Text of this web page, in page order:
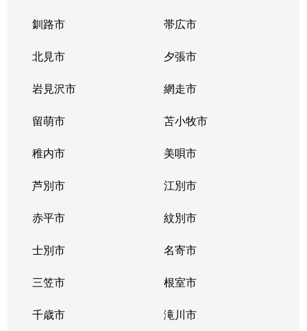
釧路市 帯広市
北見市 夕張市
岩見沢市 網走市
留萌市 苫小牧市
稚内市 美唄市
芦別市 江別市
赤平市 紋別市
士別市 名寄市
三笠市 根室市
千歳市 滝川市